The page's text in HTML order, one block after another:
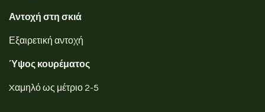
Αντοχή στη σκιά
Εξαιρετική αντοχή
Ύψος κουρέματος
Xαμηλό ως μέτριο 2-5